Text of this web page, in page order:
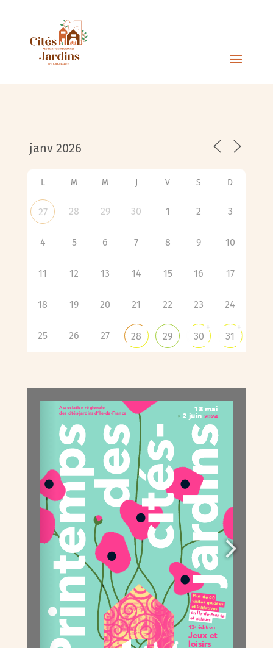
L M M J V S D
27 28 29 30 1 2 3
4 5 6 7 8 9 10
11 12 13 14 15 16 17
18 19 20 21 22 23 24
25 26 27 28 29 30
+
31
+